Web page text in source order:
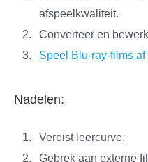
afspeelkwaliteit.
Converteer en
Speel Blu-ray-films af
Nadelen:
Vereist leercurve.
Gebrek aan externe